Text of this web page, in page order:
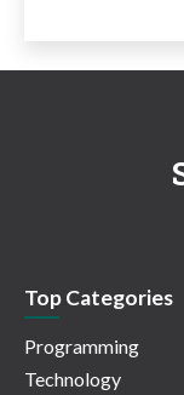
Top Categories
Programming
Technology